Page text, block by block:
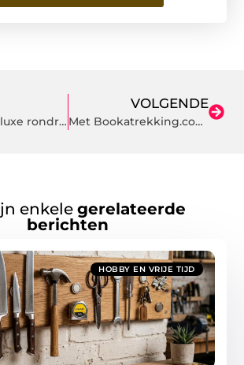
Stel zelf een luxe rondreis samen door het prachtige Vietnam
VOLGENDE
Met Bookatrekking.com naar Kenia
enkele gerelateerde
berichten
HOBBY EN VRIJE TIJD